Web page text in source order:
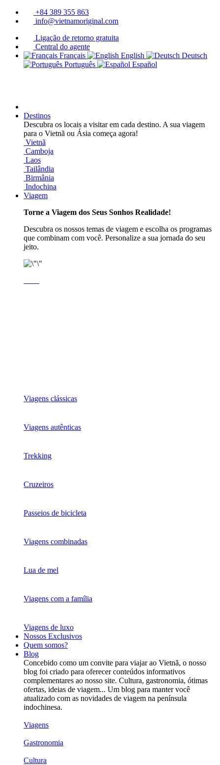
+84 389 355 863
info@vietnamoriginal.com
Ligação de retorno gratuita
Central do agente
Français
English
Deutsch
Português
Español
Destinos
Descubra os locais a visitar em cada destino. A sua viagem
para o Vietnã ou Ásia começa agora!
Vietnã
Camboja
Laos
Tailândia
Birmânia
Indochina
Viagem
Torne a Viagem dos Seus Sonhos Realidade!
Descubra os nossos temas de viagem e escolha os programas
que combinam com você. Personalize a sua jornada do seu
jeito.
Viagens clássicas
Viagens autênticas
Trekking
Cruzeiros
Passeios de bicicleta
Viagens combinadas
Lua de mel
Viagens com a família
Viagens de luxo
Nossos Exclusivos
Quem somos?
Blog
Concebido como um convite para viajar ao Vietnã, o nosso
blog foi criado para oferecer conteúdos informativos
complementares ao nosso site. Cultura, gastronomia, ótimas
ofertas, ideias de viagem... Um blog para manter você
atualizado com as novidades de viagem na península
indochinesa.
Viagens
Gastronomia
Cultura